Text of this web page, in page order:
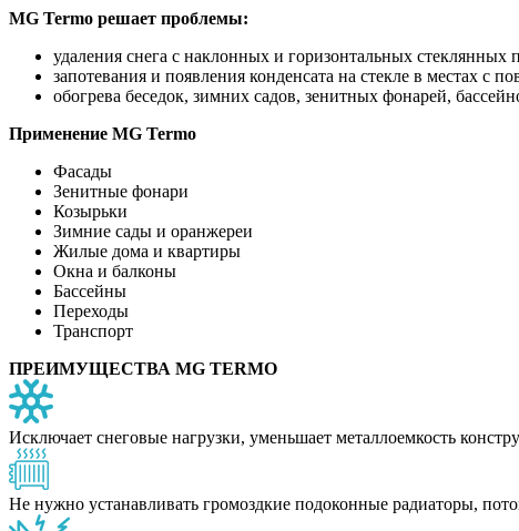
MG Termo решает проблемы:
удаления снега с наклонных и горизонтальных стеклянных
запотевания и появления конденсата на стекле в местах с
обогрева беседок, зимних садов, зенитных фонарей,
Применение MG Termo
Фасады
Зенитные фонари
Козырьки
Зимние сады и оранжереи
Жилые дома и квартиры
Окна и балконы
Бассейны
Переходы
Транспорт
ПРЕИМУЩЕСТВА MG TERMO
Исключает снеговые нагрузки, уменьшает металлоемкость
Не нужно устанавливать громоздкие подоконные радиаторы,